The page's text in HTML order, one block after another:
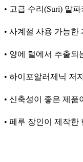
• 고급 수리(Suri) 알
• 사계절 사용 가능
• 양에 털에서 추출되
• 하이포알러제닉 저
• 신축성이 좋은 제품
• 페루 장인이 제작한